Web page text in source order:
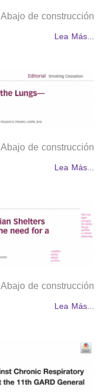
Abajo de construcción
Lea Más...
Abajo de construcción
Lea Más...
Abajo de construcción
Lea Más...